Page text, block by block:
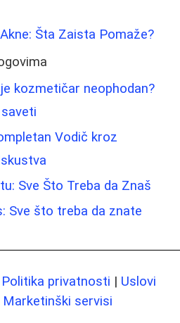
Šta Zaista Pomaže?
kozmetičar neophodan?
Vodič kroz
Sve Što Treba da Znaš
Sve što treba da znate
Politika privatnosti | Uslovi
Marketinški servisi